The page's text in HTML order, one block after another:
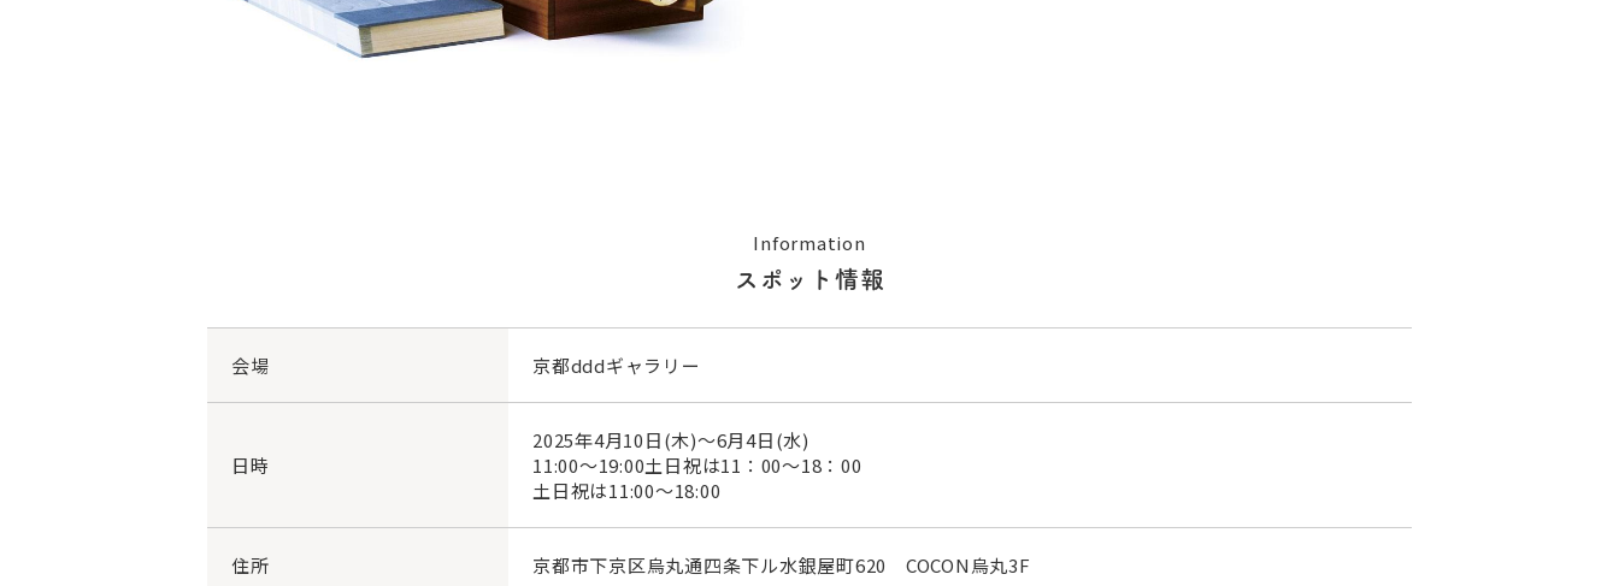
Information
スポット情報
会場 京都dddギャラリー
日時
2025年4月10日(木)〜6月4日(水)
11:00〜19:00土日祝は11：00～18：00
土日祝は11:00〜18:00
住所 京都市下京区烏丸通四条下ル水銀屋町620 COCON烏丸3F